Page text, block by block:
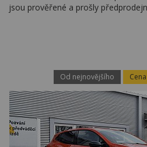
jsou prověřené a prošly
Od nejnovějšího